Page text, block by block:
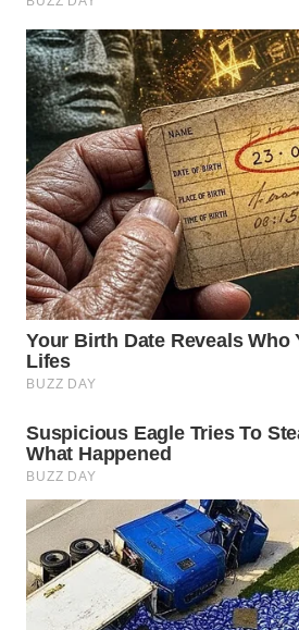
SUKABUMI
WN
PURWAKARTA
WN
PRIANGAN
TIMUR
WN
SEMARANG
WN
SOLO
WN
BOROBUDUR
WN
MADURA
WN
SURABAYA